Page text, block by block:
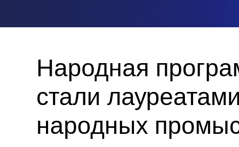
Народная
стали
народных